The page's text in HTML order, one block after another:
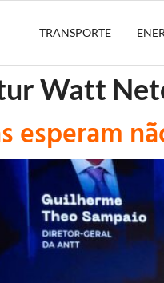
TRANSPORTE
Watt
esperam